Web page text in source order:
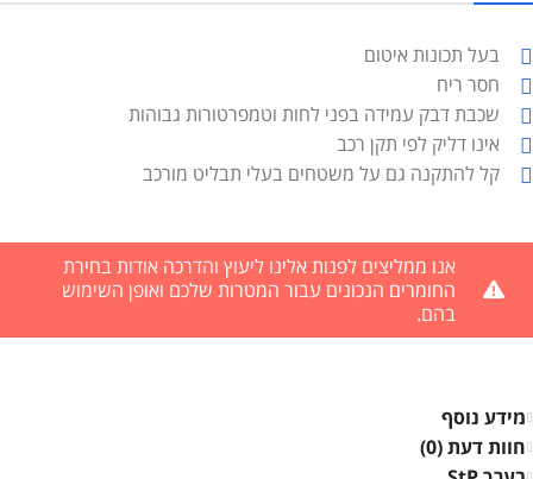
בעל תכונות איטום
חסר ריח
שכבת דבק עמידה בפני לחות וטמפרטורות גבוהות
אינו דליק לפי תקן רכב
קל להתקנה גם על משטחים בעלי תבליט מורכב
אנו ממליצים לפנות אלינו ליעוץ והדרכה אודות בחירת
החומרים הנכונים עבור המטרות שלכם ואופן השימוש
בהם.
מידע נוסף
חוות דעת (0)